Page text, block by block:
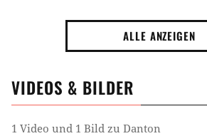
ALLE ANZEIGEN
VIDEOS & BILDER
1 Video und 1 Bild zu Danton